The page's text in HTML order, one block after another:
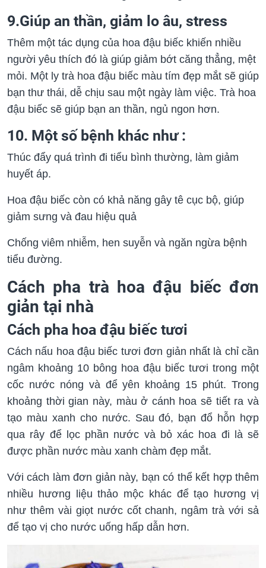
9.Giúp an thần, giảm lo âu, stress
Thêm một tác dụng của hoa đậu biếc khiến nhiều
người yêu thích đó là giúp giảm bớt căng thẳng, mệt
mỏi. Một ly trà hoa đậu biếc màu tím đẹp mắt sẽ giúp
bạn thư thái, dễ chịu sau một ngày làm việc. Trà hoa
đậu biếc sẽ giúp bạn an thần, ngủ ngon hơn.
10. Một số bệnh khác như :
Thúc đẩy quá trình đi tiểu bình thường, làm giảm
huyết áp.
Hoa đậu biếc còn có khả năng gây tê cục bộ, giúp
giảm sưng và đau hiệu quả
Chống viêm nhiễm, hen suyễn và ngăn ngừa bệnh
tiểu đường.
Cách pha trà hoa đậu biếc đơn
giản tại nhà
Cách pha hoa đậu biếc tươi
Cách nấu hoa đậu biếc tươi đơn giản nhất là chỉ cần
ngâm khoảng 10 bông hoa đậu biếc tươi trong một
cốc nước nóng và để yên khoảng 15 phút. Trong
khoảng thời gian này, màu ở cánh hoa sẽ tiết ra và
tạo màu xanh cho nước. Sau đó, bạn đổ hỗn hợp
qua rây để lọc phần nước và bỏ xác hoa đi là sẽ
được phần nước màu xanh chàm đẹp mắt.
Với cách làm đơn giản này, bạn có thể kết hợp thêm
nhiều hương liệu thảo mộc khác để tạo hương vị
như thêm vài giọt nước cốt chanh, ngâm trà với sả
để tạo vị cho nước uống hấp dẫn hơn.